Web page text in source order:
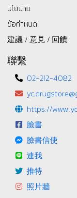
นโยบาย
ข้อกำหนด
建議 / 意見 / 回饋
聯繫
02-212-4082
https://
臉書
臉書信使
連我
推特
照片牆